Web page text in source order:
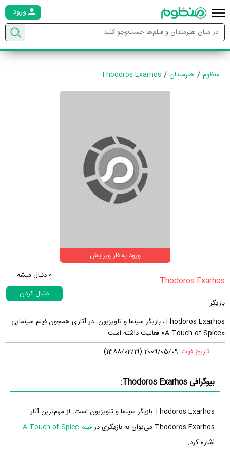
ورود
منظوم هنرمندان Thodoros Exarhos
ورود به فاز ویرایش
0 دنبال میشه
دنبال کردن
بازیگر
Thodoros Exarhos، بازیگر سینما و تلویزیون، در آثاری همچون فیلم سینمایی
«A Touch of Spice» فعالیت داشته است.
تاریخ فوت:
بیوگرافی Thodoros Exarhos:
Thodoros Exarhos بازیگر سینما و تلویزیون است. از مهم‌ترین آثار
Thodoros Exarhos می‌توان به بازیگری در
فیلم A Touch of Spice
اشاره کرد.